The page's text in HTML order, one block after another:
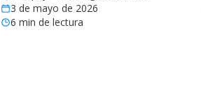
3 de mayo de 2026
6 min de lectura